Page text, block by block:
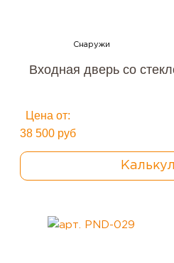
Входная дверь со
Цена от:
38 500 руб